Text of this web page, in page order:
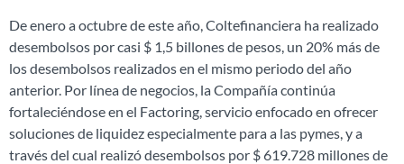
De enero a octubre de este año, Coltefinanciera ha realizado
desembolsos por casi $ 1,5 billones de pesos, un 20% más de
los desembolsos realizados en el mismo periodo del año
anterior. Por línea de negocios, la Compañía continúa
fortaleciéndose en el Factoring, servicio enfocado en ofrecer
soluciones de liquidez especialmente para a las pymes, y a
través del cual realizó desembolsos por $ 619.728 millones de